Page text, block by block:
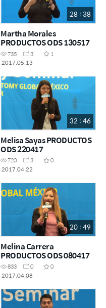
28 : 38
Martha Morales
PRODUCTOS ODS 130517
735 3
1
2017.05.13
32 : 46
Melisa Sayas PRODUCTOS
ODS 220417
720 3
0
2017.04.22
20 : 49
Melina Carrera
PRODUCTOS ODS 080417
833 0
0
2017.04.08